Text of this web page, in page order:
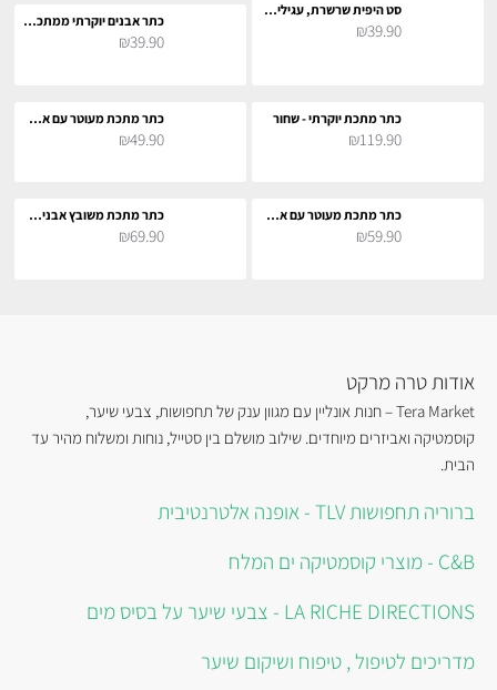
סט היפית שרשרת, עגילים וסרט לראש לתחפושת
₪39.90 כתר אבנים יוקרתי ממתכת - שחור
₪39.90
כתר מתכת יוקרתי - שחור
₪119.90
כתר מתכת מעוטר עם אבנים - שחור
₪49.90
כתר מתכת מעוטר עם אבנים - שחור
₪59.90
כתר מתכת משובץ אבנים - שחור
₪69.90
אודות טרה מרקט
Tera Market – חנות אונליין עם מגוון ענק של תחפושות, צבעי שיער,
קוסמטיקה ואביזרים מיוחדים. שילוב מושלם בין סטייל, נוחות ומשלוח מהיר עד
הבית.
ברוריה תחפושות TLV - אופנה אלטרנטיבית
C&B - מוצרי קוסמטיקה ים המלח
LA RICHE DIRECTIONS - צבעי שיער על בסיס מים
מדריכים לטיפול , טיפוח ושיקום שיער